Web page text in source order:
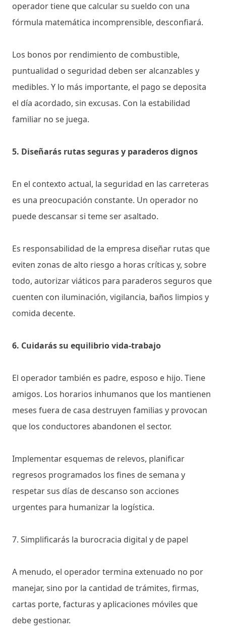
operador tiene que calcular su sueldo con una
fórmula matemática incomprensible, desconfiará.
Los bonos por rendimiento de combustible,
puntualidad o seguridad deben ser alcanzables y
medibles. Y lo más importante, el pago se deposita
el día acordado, sin excusas. Con la estabilidad
familiar no se juega.
5. Diseñarás rutas seguras y paraderos dignos
En el contexto actual, la seguridad en las carreteras
es una preocupación constante. Un operador no
puede descansar si teme ser asaltado.
Es responsabilidad de la empresa diseñar rutas que
eviten zonas de alto riesgo a horas críticas y, sobre
todo, autorizar viáticos para paraderos seguros que
cuenten con iluminación, vigilancia, baños limpios y
comida decente.
6. Cuidarás su equilibrio vida-trabajo
El operador también es padre, esposo e hijo. Tiene
amigos. Los horarios inhumanos que los mantienen
meses fuera de casa destruyen familias y provocan
que los conductores abandonen el sector.
Implementar esquemas de relevos, planificar
regresos programados los fines de semana y
respetar sus días de descanso son acciones
urgentes para humanizar la logística.
7. Simplificarás la burocracia digital y de papel
A menudo, el operador termina extenuado no por
manejar, sino por la cantidad de trámites, firmas,
cartas porte, facturas y aplicaciones móviles que
debe gestionar.